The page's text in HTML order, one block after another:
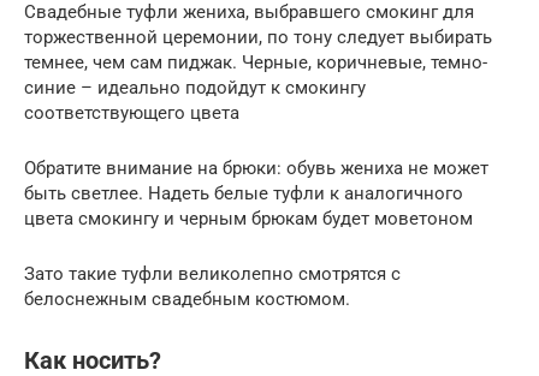
Свадебные туфли жениха, выбравшего смокинг для
торжественной церемонии, по тону следует выбирать
темнее, чем сам пиджак. Черные, коричневые, темно-
синие – идеально подойдут к смокингу
соответствующего цвета
Обратите внимание на брюки: обувь жениха не может
быть светлее. Надеть белые туфли к аналогичного
цвета смокингу и черным брюкам будет моветоном
Зато такие туфли великолепно смотрятся с
белоснежным свадебным костюмом.
Как носить?